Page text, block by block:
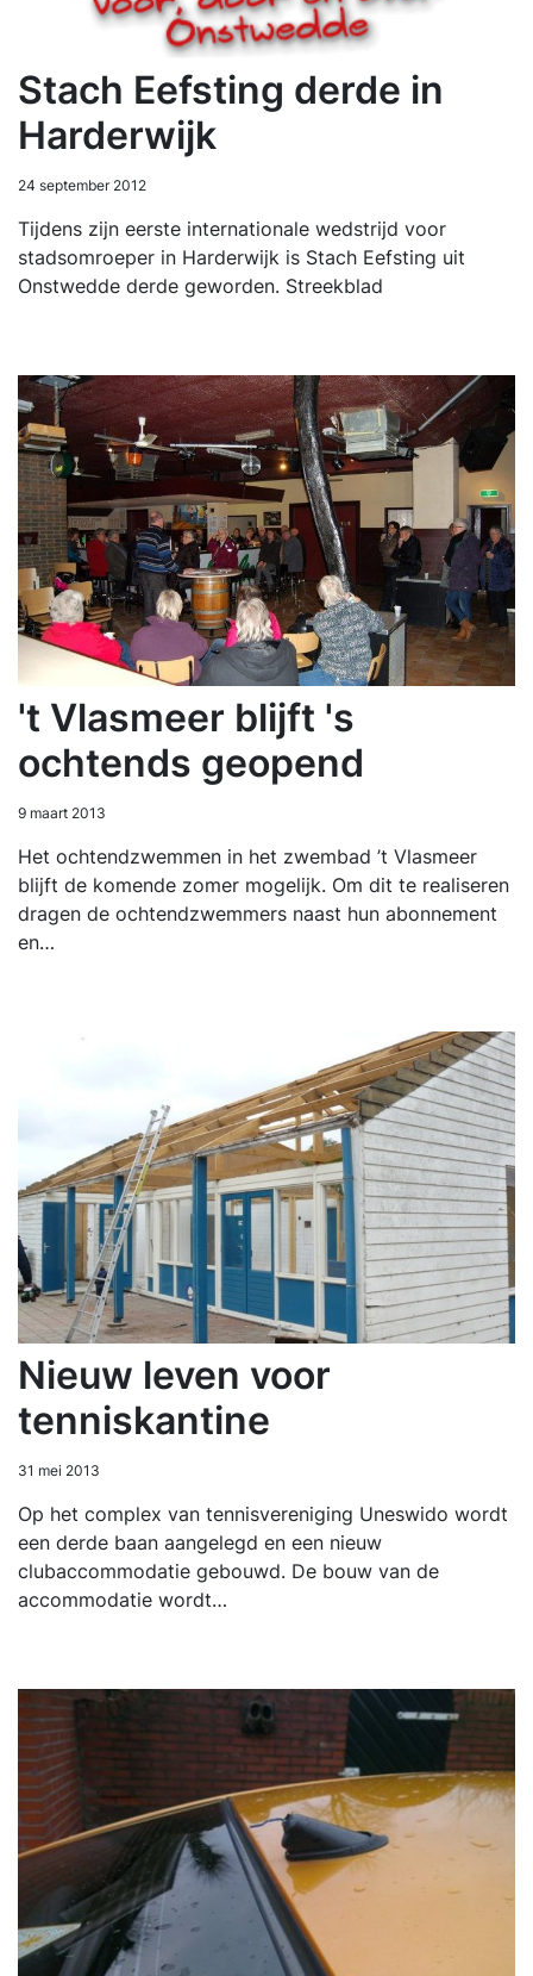
Stach Eefsting derde in
Harderwijk
24 september 2012
Tijdens zijn eerste internationale wedstrijd voor
stadsomroeper in Harderwijk is Stach Eefsting uit
Onstwedde derde geworden. Streekblad
't Vlasmeer blijft 's
ochtends geopend
9 maart 2013
Het ochtendzwemmen in het zwembad ’t Vlasmeer
blijft de komende zomer mogelijk. Om dit te realiseren
dragen de ochtendzwemmers naast hun abonnement
en…
Nieuw leven voor
tenniskantine
31 mei 2013
Op het complex van tennisvereniging Uneswido wordt
een derde baan aangelegd en een nieuw
clubaccommodatie gebouwd. De bouw van de
accommodatie wordt…